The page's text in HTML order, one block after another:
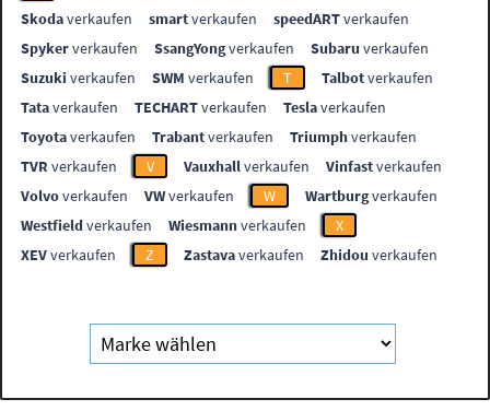
Skodaverkaufen smartverkaufen speedARTverkaufen
Spykerverkaufen SsangYongverkaufen Subaru verkaufen
Suzuki verkaufen SWM verkaufen T Talbotverkaufen
Tataverkaufen TECHARTverkaufen Teslaverkaufen
Toyotaverkaufen Trabantverkaufen Triumphverkaufen
TVR verkaufen V Vauxhallverkaufen Vinfastverkaufen
Volvoverkaufen VWverkaufen W Wartburgverkaufen
Westfieldverkaufen Wiesmannverkaufen
X
XEVverkaufen Z Zastavaverkaufen Zhidou verkaufen